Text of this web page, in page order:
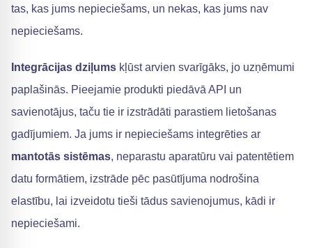
tas, kas jums nepieciešams, un nekas, kas jums nav
nepieciešams.
Integrācijas dziļums kļūst arvien svarīgāks, jo uzņēmumi
paplašinās. Pieejamie produkti piedāvā API un
savienotājus, taču tie ir izstrādāti parastiem lietošanas
gadījumiem. Ja jums ir nepieciešams integrēties ar
mantotās sistēmas, neparastu aparatūru vai patentētiem
datu formātiem, izstrāde pēc pasūtījuma nodrošina
elastību, lai izveidotu tieši tādus savienojumus, kādi ir
nepieciešami.